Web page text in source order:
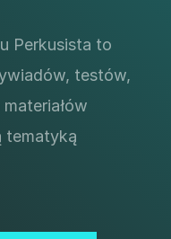
Perkusista to
testów,
tematyką